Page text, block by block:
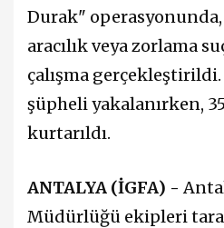
Durak"
aracılık veya zorlama
çalışma gerçekleştirildi.
şüpheli yakalanırken,
kurtarıldı.
ANTALYA (İGFA) -
Müdürlüğü ekipleri